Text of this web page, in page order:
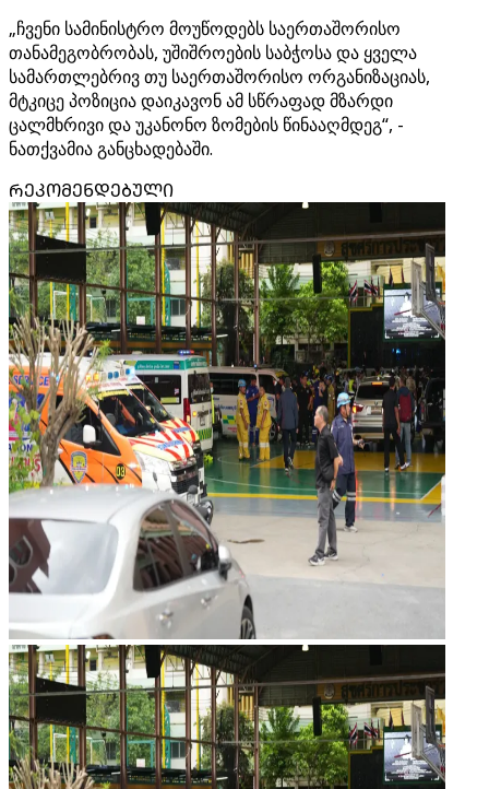
„ჩვენი სამინისტრო მოუწოდებს საერთაშორისო
თანამეგობრობას, უშიშროების საბჭოსა და ყველა
სამართლებრივ თუ საერთაშორისო ორგანიზაციას,
მტკიცე პოზიცია დაიკავონ ამ სწრაფად მზარდი
ცალმხრივი და უკანონო ზომების წინააღმდეგ“, -
ნათქვამია განცხადებაში.
ᲠᲔᲙᲝᲛᲔᲜᲓᲔᲑᲣᲚᲘ